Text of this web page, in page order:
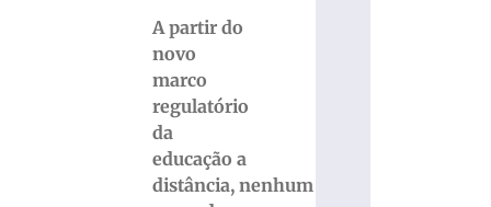
A partir do
novo
marco
regulatório
da
educação a
distância, nenhum